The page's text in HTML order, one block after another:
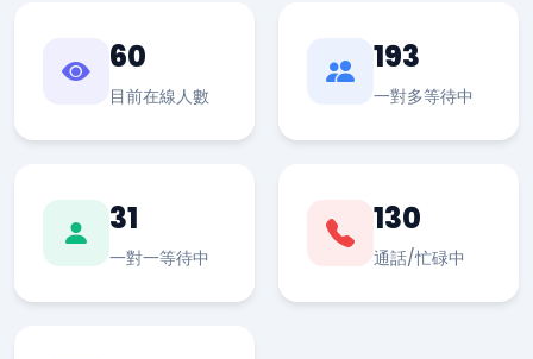
60
目前在線人數
193
一對多等待中
31
一對一等待中
130
通話/忙碌中